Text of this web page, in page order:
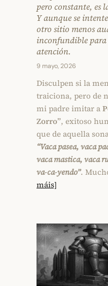
pero constante, es
Y aunque se
otro sitio menos
inconfundible para
atención.
9 mayo, 2026
Disculpen si la
traiciona, pero de
mi padre imitar a
Zorro”, exitoso
que de aquella
“Vaca pasea, vaca
vaca mastica, vaca
va‑ca‑yendo”.
máis]